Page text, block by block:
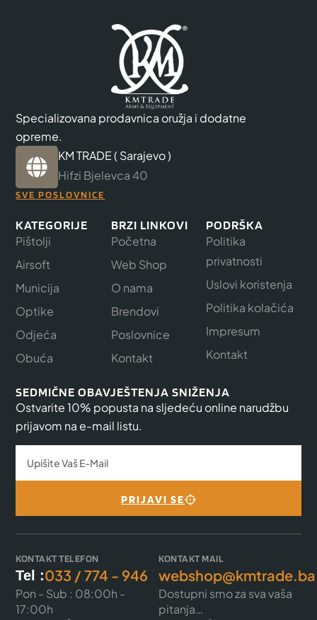
Specializovana prodavnica oružja i dodatne
opreme.
KM TRADE ( Sarajevo )
Hifzi Bjelevca 40
SVE POSLOVNICE
KATEGORIJE
Pištolji
Airsoft
Municija
Optike
Odjeća
Obuća
BRZI LINKOVI
Početna
Web Shop
O nama
Brendovi
Poslovnice
Kontakt
PODRŠKA
Politika
privatnosti
Uslovi koristenja
Politika kolačića
Impresum
Kontakt
SEDMIČNE OBAVJEŠTENJA SNIŽENJA
Ostvarite 10% popusta na sljedeću online narudžbu
prijavom na e-mail listu.
PRIJAVI SE
KONTAKT TELEFON
Tel :033 / 774 - 946
Pon - Sub : 08:00h -
17:00h
KONTAKT MAIL
webshop@kmtrade.ba
Dostupni smo za sva vaša
pitanja…